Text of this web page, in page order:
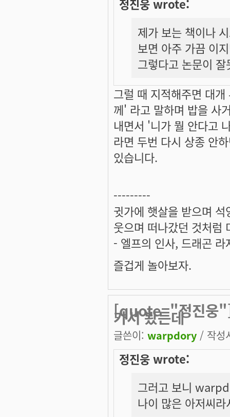
정진웅 wrote:
제가 보는 책이나
보면 아주 가끔 이
그렇다고 논문이
그럴 때 지적해주면 대
께' 라고 말하며 밥을 사
내면서 '니가 뭘 안다고
라면 두번 다시 상종 안
있습니다.
---------
귓가에 햇살을 받으며
웃으며 떠나갔던 것처럼
- 엘프의 인사, 드래곤 라
즐겁게 놀아보자.
[quote="정진웅
가서 봤는데
글쓴이: warpdory / 작성
정진웅 wrote:
그러고 보니
나이 많은 아저씨